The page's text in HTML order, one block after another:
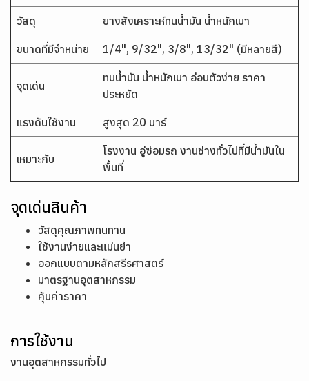
วัสดุ ยางสังเคราะห์ทนน้ำมัน น้ำหนักเบา
ขนาดที่มีจำหน่าย 1/4", 9/32", 3/8", 13/32" (มีหลายสี)
จุดเด่น
ทนน้ำมัน น้ำหนักเบา อ่อนตัวง่าย ราคา
ประหยัด
แรงดันใช้งาน สูงสุด 20 บาร์
เหมาะกับ
โรงงาน อู่ซ่อมรถ งานช่างทั่วไปที่มีน้ำมันใน
พื้นที่
จุดเด่นสินค้า
วัสดุคุณภาพทนทาน
ใช้งานง่ายและแม่นยำ
ออกแบบตามหลักสรีรศาสตร์
มาตรฐานอุตสาหกรรม
คุ้มค่าราคา
การใช้งาน
งานอุตสาหกรรมทั่วไป